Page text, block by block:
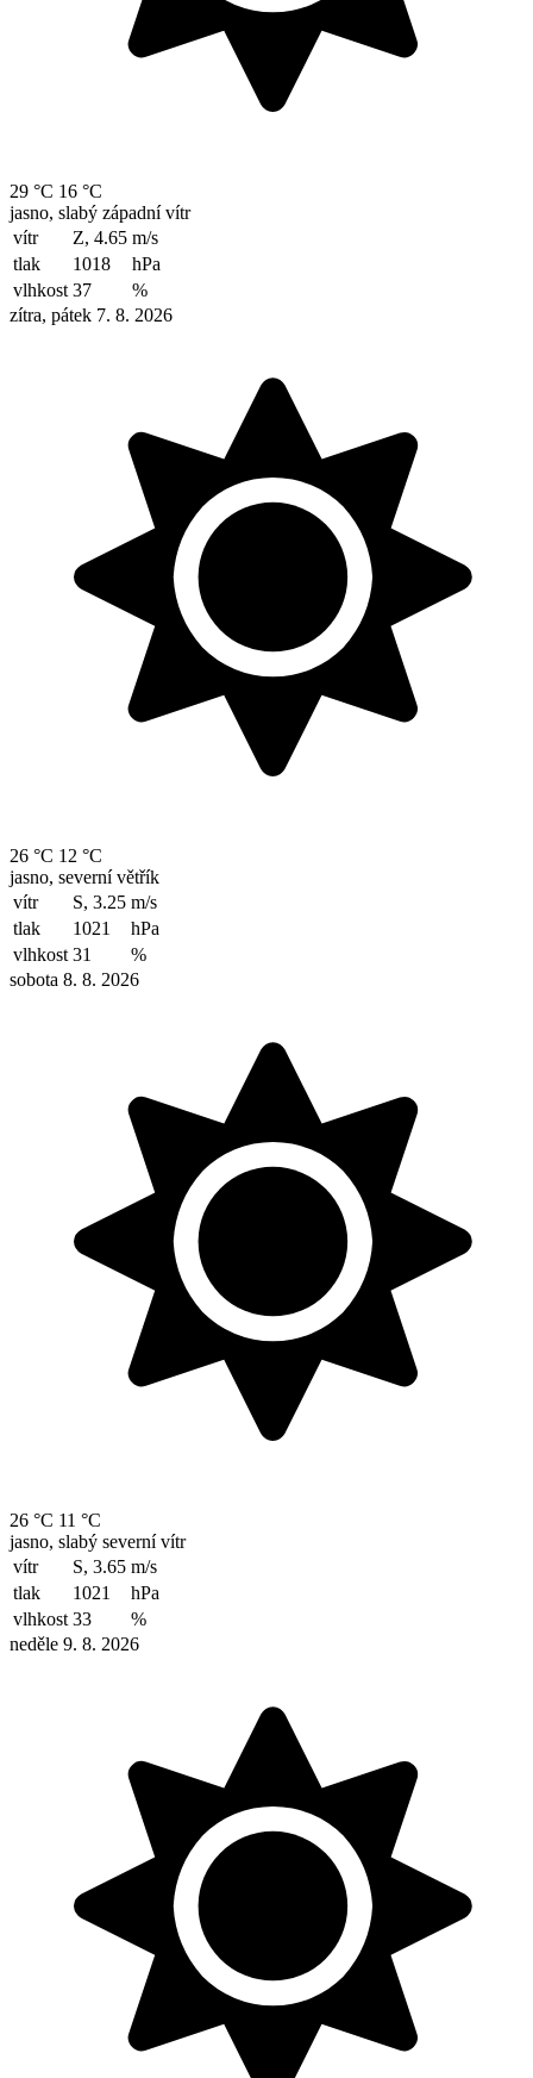
29 °C 16 °C
jasno, slabý západní vítr
vítr
Z, 4.65 m/s
tlak
1018
hPa
vlhkost 37
%
zítra, pátek 7. 8. 2026
26 °C 12 °C
jasno, severní větřík
vítr
S, 3.25 m/s
tlak
1021
hPa
vlhkost 31
%
sobota 8. 8. 2026
26 °C 11 °C
jasno, slabý severní vítr
vítr
S, 3.65 m/s
tlak
1021
hPa
vlhkost 33
%
neděle 9. 8. 2026